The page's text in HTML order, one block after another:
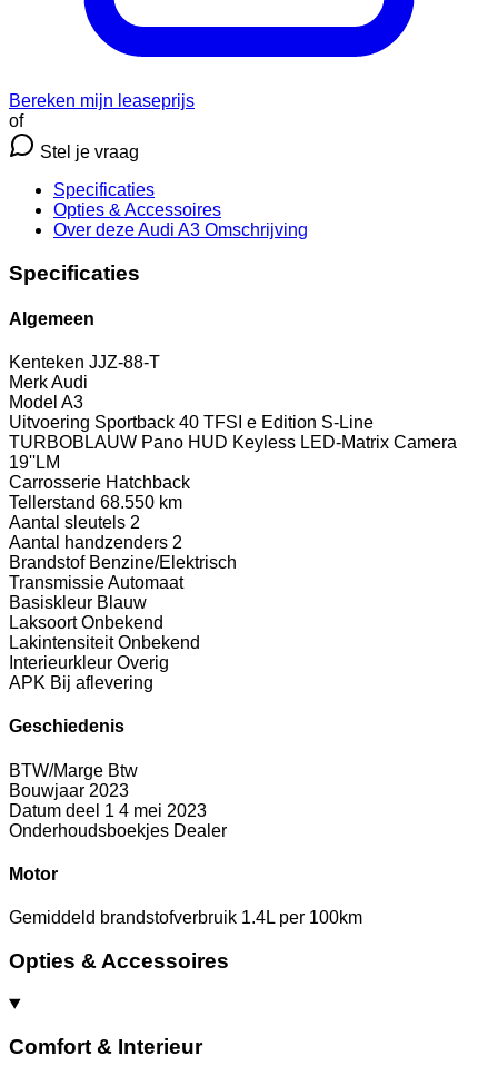
Bereken mijn leaseprijs
of
Stel je vraag
Specificaties
Opties & Accessoires
Over deze Audi A3 Omschrijving
Specificaties
Algemeen
Kenteken JJZ-88-T
MerkAudi
Model A3
Uitvoering Sportback 40 TFSI e Edition S-Line
TURBOBLAUW Pano HUD Keyless LED-Matrix Camera
19''LM
Carrosserie Hatchback
Tellerstand 68.550 km
Aantal sleutels 2
Aantal handzenders 2
Brandstof Benzine/Elektrisch
TransmissieAutomaat
Basiskleur Blauw
Laksoort Onbekend
Lakintensiteit Onbekend
Interieurkleur Overig
APK Bij aflevering
Geschiedenis
BTW/Marge Btw
Bouwjaar 2023
Datum deel 1 4 mei 2023
Onderhoudsboekjes Dealer
Motor
Gemiddeld brandstofverbruik 1.4L per 100km
Opties & Accessoires
Comfort & Interieur